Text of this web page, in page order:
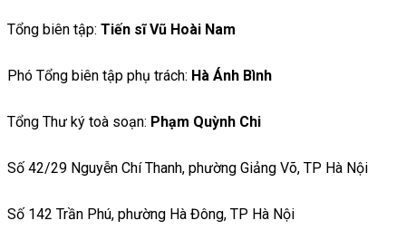
Tổng biên tập: Tiến sĩ Vũ Hoài Nam
Phó Tổng biên tập phụ trách: Hà Ánh Bình
Tổng Thư ký toà soạn: Phạm Quỳnh Chi
Số 42/29 Nguyễn Chí Thanh, phường Giảng Võ, TP Hà Nội
Số 142 Trần Phú, phường Hà Đông, TP Hà Nội